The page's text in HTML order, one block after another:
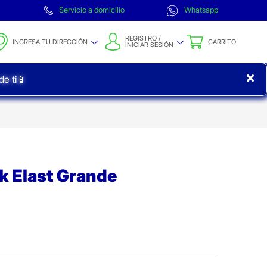
Servicio a domicilio Whatsapp
INGRESA TU DIRECCIÓN REGISTRO /
INICIAR SESIÓN CARRITO
ti📱 ×
Elast Grande